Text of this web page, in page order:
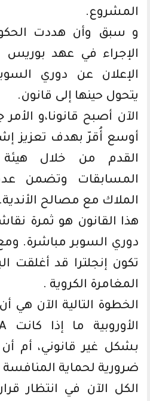
المشروع.
و سبق وأن هددت
الإجراء في عهد بوريس
الإعلان عن دوري
يتحول حينها إلى قانون.
الآن أصبح قانونا،و
أوسع أُقرّ بهدف تعزيز
القدم من خلال
المسابقات وتضمن
الملاك مع مصالح الأندية.
هذا القانون هو ثمرة
دوري السوبر مباشرة.
تكون إنجلترا قد أغلقت
المغامرة الكروية .
الخطوة التالية الآن هي
بشكل غير قانوني، أم
ضرورية لحماية المنافسة
الكل الآن في انتظار